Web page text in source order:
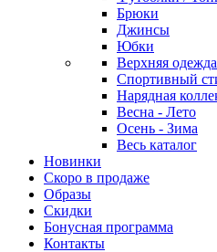
Брюки
Джинсы
Юбки
Верхняя одежда
Спортивный
Нарядная
Весна - Лето
Осень - Зима
Весь каталог
Новинки
Скоро в продаже
Образы
Скидки
Бонусная программа
Контакты